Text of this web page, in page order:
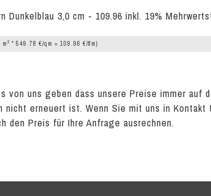
Dunkelblau 3,0 cm - 109.96 inkl. 19%
2 * 549.78 €/qm = 109.96 €/lfm)
von uns geben dass unsere Preise immer auf
nicht erneuert ist. Wenn Sie mit uns in
den Preis für Ihre Anfrage ausrechnen.